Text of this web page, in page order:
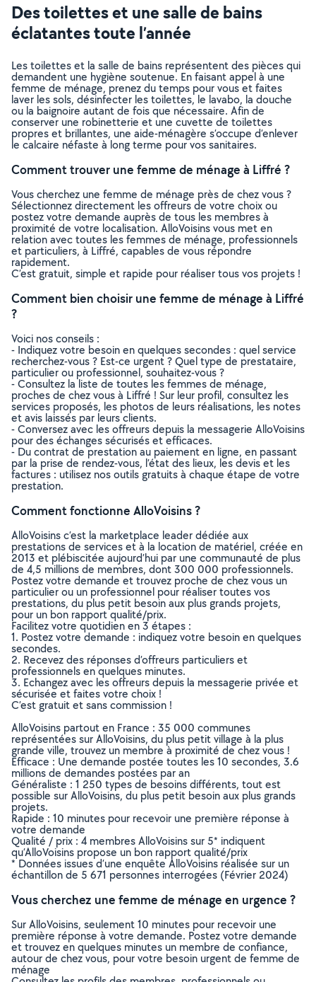
Des toilettes et une salle de bains
éclatantes toute l’année
Les toilettes et la salle de bains représentent des pièces qui
demandent une hygiène soutenue. En faisant appel à une
femme de ménage, prenez du temps pour vous et faites
laver les sols, désinfecter les toilettes, le lavabo, la douche
ou la baignoire autant de fois que nécessaire. Afin de
conserver une robinetterie et une cuvette de toilettes
propres et brillantes, une aide-ménagère s’occupe d’enlever
le calcaire néfaste à long terme pour vos sanitaires.
Comment trouver une femme de ménage à Liffré ?
Vous cherchez une femme de ménage près de chez vous ?
Sélectionnez directement les offreurs de votre choix ou
postez votre demande auprès de tous les membres à
proximité de votre localisation. AlloVoisins vous met en
relation avec toutes les femmes de ménage, professionnels
et particuliers, à Liffré, capables de vous répondre
rapidement.
C’est gratuit, simple et rapide pour réaliser tous vos projets !
Comment bien choisir une femme de ménage à Liffré
?
Voici nos conseils :
- Indiquez votre besoin en quelques secondes : quel service
recherchez-vous ? Est-ce urgent ? Quel type de prestataire,
particulier ou professionnel, souhaitez-vous ?
- Consultez la liste de toutes les femmes de ménage,
proches de chez vous à Liffré ! Sur leur profil, consultez les
services proposés, les photos de leurs réalisations, les notes
et avis laissés par leurs clients.
- Conversez avec les offreurs depuis la messagerie AlloVoisins
pour des échanges sécurisés et efficaces.
- Du contrat de prestation au paiement en ligne, en passant
par la prise de rendez-vous, l’état des lieux, les devis et les
factures : utilisez nos outils gratuits à chaque étape de votre
prestation.
Comment fonctionne AlloVoisins ?
AlloVoisins c’est la marketplace leader dédiée aux
prestations de services et à la location de matériel, créée en
2013 et plébiscitée aujourd’hui par une communauté de plus
de 4,5 millions de membres, dont 300 000 professionnels.
Postez votre demande et trouvez proche de chez vous un
particulier ou un professionnel pour réaliser toutes vos
prestations, du plus petit besoin aux plus grands projets,
pour un bon rapport qualité/prix.
Facilitez votre quotidien en 3 étapes :
1. Postez votre demande : indiquez votre besoin en quelques
secondes.
2. Recevez des réponses d’offreurs particuliers et
professionnels en quelques minutes.
3. Echangez avec les offreurs depuis la messagerie privée et
sécurisée et faites votre choix !
C’est gratuit et sans commission !
AlloVoisins partout en France : 35 000 communes
représentées sur AlloVoisins, du plus petit village à la plus
grande ville, trouvez un membre à proximité de chez vous !
Efficace : Une demande postée toutes les 10 secondes, 3.6
millions de demandes postées par an
Généraliste : 1 250 types de besoins différents, tout est
possible sur AlloVoisins, du plus petit besoin aux plus grands
projets.
Rapide : 10 minutes pour recevoir une première réponse à
votre demande
Qualité / prix : 4 membres AlloVoisins sur 5* indiquent
qu’AlloVoisins propose un bon rapport qualité/prix
* Données issues d’une enquête AlloVoisins réalisée sur un
échantillon de 5 671 personnes interrogées (Février 2024)
Vous cherchez une femme de ménage en urgence ?
Sur AlloVoisins, seulement 10 minutes pour recevoir une
première réponse à votre demande. Postez votre demande
et trouvez en quelques minutes un membre de confiance,
autour de chez vous, pour votre besoin urgent de femme de
ménage